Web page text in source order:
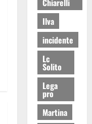
Chiarelli
Ilva
incidente
Lc
Solito
Lega
pro
Martina